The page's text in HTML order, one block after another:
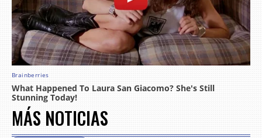
MÁS NOTICIAS